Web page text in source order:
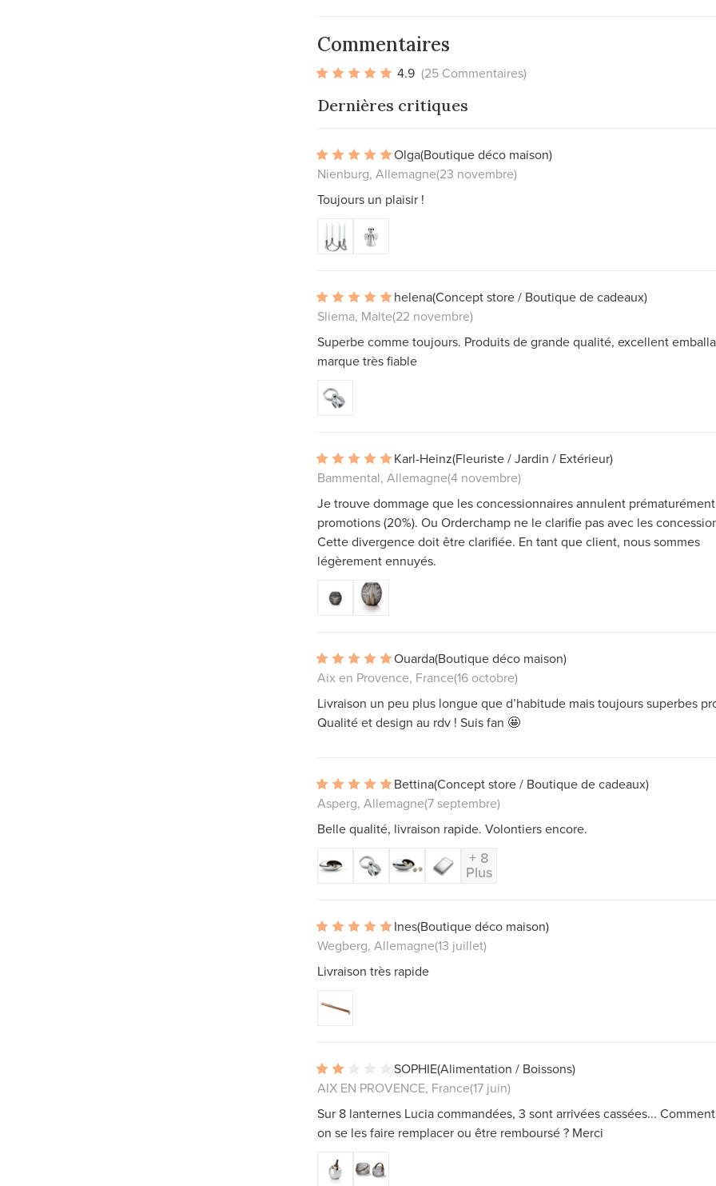
Commentaires
4.9 (25 Commentaires)
Dernières critiques
Olga(Boutique déco maison)
Nienburg, Allemagne(23 novembre)
Toujours un plaisir !
helena(Concept store / Boutique de cadeaux)
Sliema, Malte(22 novembre)
Superbe comme toujours. Produits de grande qualité, excellent
marque très fiable
Karl-Heinz(Fleuriste / Jardin / Extérieur)
Bammental, Allemagne(4 novembre)
Je trouve dommage que les concessionnaires annulent
promotions (20%). Ou Orderchamp ne le clarifie pas avec les
Cette divergence doit être clarifiée. En tant que client, nous sommes
légèrement ennuyés.
Ouarda(Boutique déco maison)
Aix en Provence, France(16 octobre)
Livraison un peu plus longue que d’habitude mais toujours superbes
Qualité et design au rdv ! Suis fan 🤩
Bettina(Concept store / Boutique de cadeaux)
Asperg, Allemagne(7 septembre)
Belle qualité, livraison rapide. Volontiers encore.
+ 8
Plus
Ines(Boutique déco maison)
Wegberg, Allemagne(13 juillet)
Livraison très rapide
SOPHIE(Alimentation / Boissons)
AIX EN PROVENCE, France(17 juin)
Sur 8 lanternes Lucia commandées, 3 sont arrivées cassées...
on se les faire remplacer ou être remboursé ? Merci